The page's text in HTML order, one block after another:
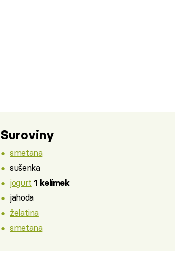
Suroviny
smetana
sušenka
jogurt 1 kelímek
jahoda
želatina
smetana